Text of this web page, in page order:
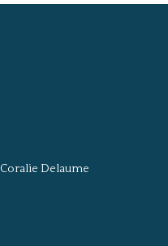
Delaume